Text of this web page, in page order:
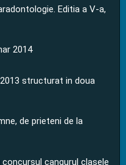
Editia a V-a,
2014
structurat in doua
de prieteni de la
cangurul clasele